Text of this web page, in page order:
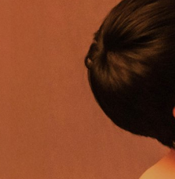
劇情介紹